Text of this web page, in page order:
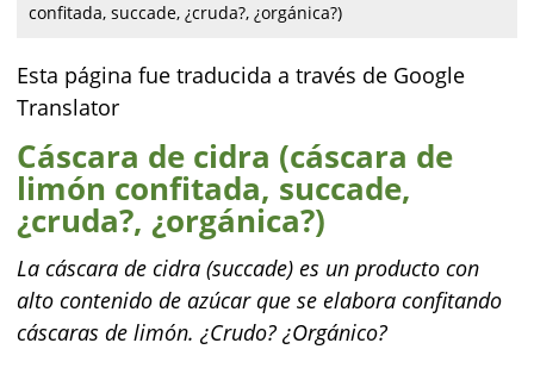
confitada, succade, ¿cruda?, ¿orgánica?)
Esta página fue traducida a través de Google
Translator
Cáscara de cidra (cáscara de
limón confitada, succade,
¿cruda?, ¿orgánica?)
La cáscara de cidra (succade) es un producto con
alto contenido de azúcar que se elabora confitando
cáscaras de limón. ¿Crudo? ¿Orgánico?